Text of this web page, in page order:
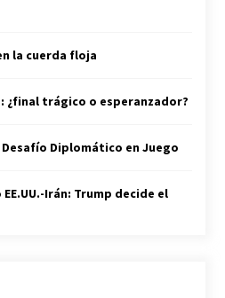
la cuerda floja
¿final trágico o esperanzador?
Desafío Diplomático en Juego
Irán: Trump decide el